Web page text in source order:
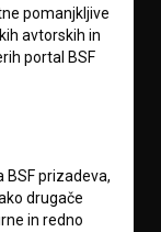
pomanjkljive
avtorskih in
portal BSF
BSF prizadeva,
drugače
in redno